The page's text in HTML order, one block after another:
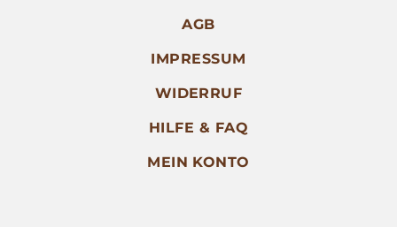
AGB
IMPRESSUM
WIDERRUF
HILFE & FAQ
MEIN KONTO